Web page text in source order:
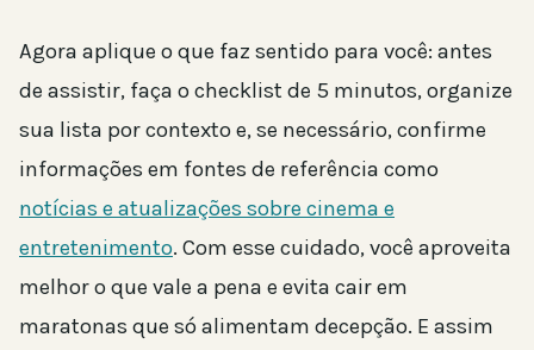
Agora aplique o que faz sentido para você: antes
de assistir, faça o checklist de 5 minutos, organize
sua lista por contexto e, se necessário, confirme
informações em fontes de referência como
notícias e atualizações sobre cinema e
entretenimento. Com esse cuidado, você aproveita
melhor o que vale a pena e evita cair em
maratonas que só alimentam decepção. E assim